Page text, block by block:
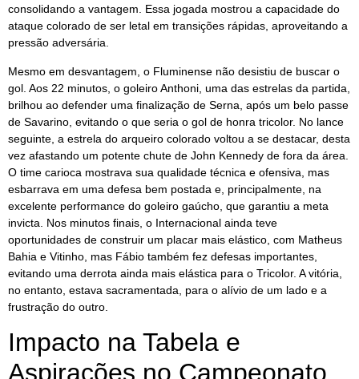
consolidando a vantagem. Essa jogada mostrou a capacidade do
ataque colorado de ser letal em transições rápidas, aproveitando a
pressão adversária.
Mesmo em desvantagem, o Fluminense não desistiu de buscar o
gol. Aos 22 minutos, o goleiro Anthoni, uma das estrelas da partida,
brilhou ao defender uma finalização de Serna, após um belo passe
de Savarino, evitando o que seria o gol de honra tricolor. No lance
seguinte, a estrela do arqueiro colorado voltou a se destacar, desta
vez afastando um potente chute de John Kennedy de fora da área.
O time carioca mostrava sua qualidade técnica e ofensiva, mas
esbarrava em uma defesa bem postada e, principalmente, na
excelente performance do goleiro gaúcho, que garantiu a meta
invicta. Nos minutos finais, o Internacional ainda teve
oportunidades de construir um placar mais elástico, com Matheus
Bahia e Vitinho, mas Fábio também fez defesas importantes,
evitando uma derrota ainda mais elástica para o Tricolor. A vitória,
no entanto, estava sacramentada, para o alívio de um lado e a
frustração do outro.
Impacto na Tabela e
Aspirações no Campeonato